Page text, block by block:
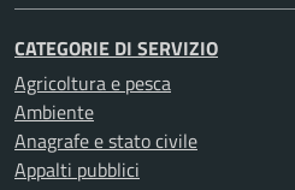
CATEGORIE DI SERVIZIO
Agricoltura e pesca
Ambiente
Anagrafe e stato civile
Appalti pubblici